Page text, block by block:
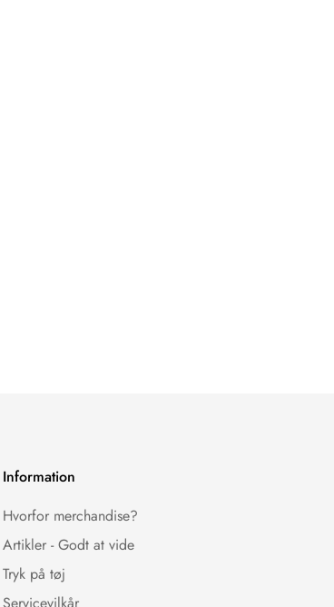
Information
Hvorfor merchandise?
Artikler - Godt at vide
Tryk på tøj